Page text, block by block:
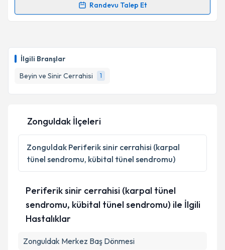
İlgili Branşlar
Beyin ve Sinir Cerrahisi
1
Randevu Talep Et
Randevu Takvimi Talebi
takvim hazırlandığında e-posta ile bilgilendireceğiz.
Kişisel verilerimin işlenmesine ilişkinAydınlatma
Metni 'ni okudum ve kişisel verilerimin belirtilen
kapsamda işlenmesini kabul ediyorum.
Takvim Talebini Gönder
Zonguldak İlçeleri
Zonguldak Periferik sinir cerrahisi (karpal
tünel sendromu, kübital tünel sendromu)
Periferik sinir cerrahisi (karpal tünel
sendromu, kübital tünel sendromu) ile İlgili
Hastalıklar
Zonguldak Merkez Baş Dönmesi